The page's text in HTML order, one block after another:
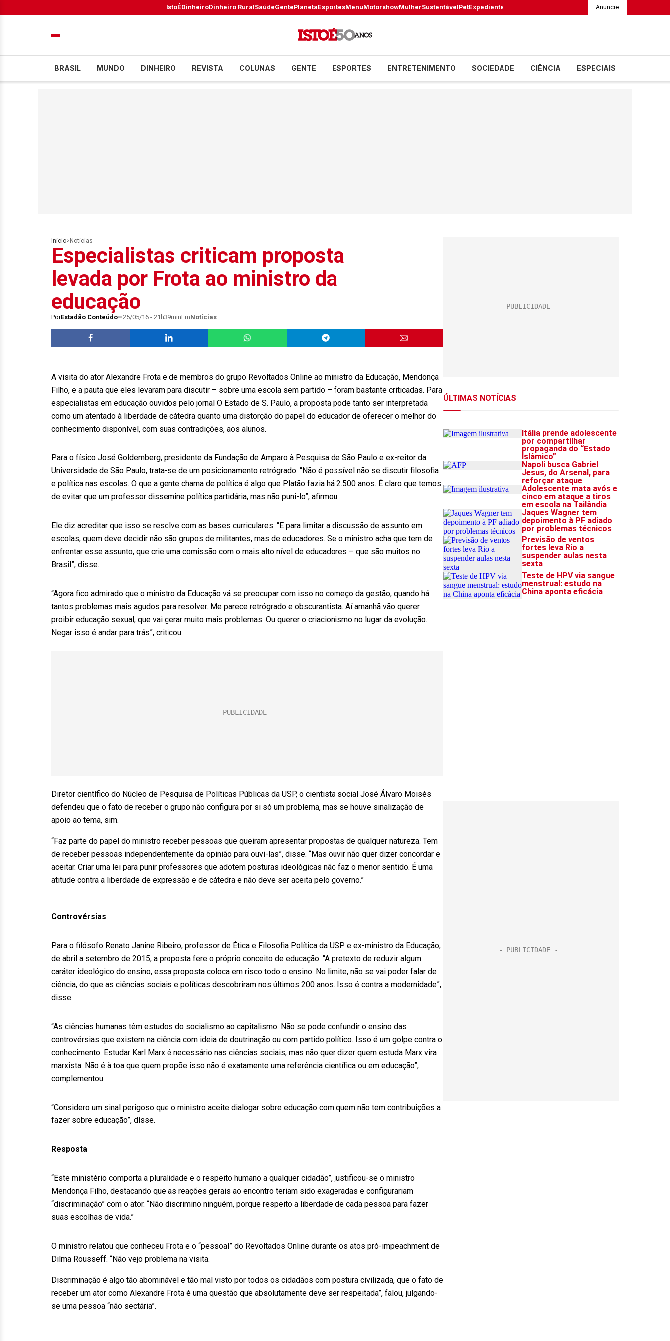
IstoÉDinheiroDinheiro RuralSaúdeGentePlanetaEsportesMenuMotorshowMulherSustentávelPetExpediente Anuncie
BRASIL MUNDO DINHEIRO REVISTA COLUNAS GENTE ESPORTES ENTRETENIMENTO SOCIEDADE CIÊNCIA ESPECIAIS
Início> Notícias
Especialistas criticam proposta
levada por Frota ao ministro da
educação
PorEstadão Conteúdo 25/05/16 - 21h39minEmNotícias
A visita do ator Alexandre Frota e de membros do grupo Revoltados Online ao ministro da Educação, Mendonça
Filho, e a pauta que eles levaram para discutir – sobre uma escola sem partido – foram bastante criticadas. Para
especialistas em educação ouvidos pelo jornal O Estado de S. Paulo, a proposta pode tanto ser interpretada
como um atentado à liberdade de cátedra quanto uma distorção do papel do educador de oferecer o melhor do
conhecimento disponível, com suas contradições, aos alunos.
Para o físico José Goldemberg, presidente da Fundação de Amparo à Pesquisa de São Paulo e ex-reitor da
Universidade de São Paulo, trata-se de um posicionamento retrógrado. “Não é possível não se discutir filosofia
e política nas escolas. O que a gente chama de política é algo que Platão fazia há 2.500 anos. É claro que temos
de evitar que um professor dissemine política partidária, mas não puni-lo”, afirmou.
Ele diz acreditar que isso se resolve com as bases curriculares. “E para limitar a discussão de assunto em
escolas, quem deve decidir não são grupos de militantes, mas de educadores. Se o ministro acha que tem de
enfrentar esse assunto, que crie uma comissão com o mais alto nível de educadores – que são muitos no
Brasil”, disse.
“Agora fico admirado que o ministro da Educação vá se preocupar com isso no começo da gestão, quando há
tantos problemas mais agudos para resolver. Me parece retrógrado e obscurantista. Aí amanhã vão querer
proibir educação sexual, que vai gerar muito mais problemas. Ou querer o criacionismo no lugar da evolução.
Negar isso é andar para trás”, criticou.
Diretor científico do Núcleo de Pesquisa de Políticas Públicas da USP, o cientista social José Álvaro Moisés
defendeu que o fato de receber o grupo não configura por si só um problema, mas se houve sinalização de
apoio ao tema, sim.
“Faz parte do papel do ministro receber pessoas que queiram apresentar propostas de qualquer natureza. Tem
de receber pessoas independentemente da opinião para ouvi-las”, disse. “Mas ouvir não quer dizer concordar e
aceitar. Criar uma lei para punir professores que adotem posturas ideológicas não faz o menor sentido. É uma
atitude contra a liberdade de expressão e de cátedra e não deve ser aceita pelo governo.”
Controvérsias
Para o filósofo Renato Janine Ribeiro, professor de Ética e Filosofia Política da USP e ex-ministro da Educação,
de abril a setembro de 2015, a proposta fere o próprio conceito de educação. “A pretexto de reduzir algum
caráter ideológico do ensino, essa proposta coloca em risco todo o ensino. No limite, não se vai poder falar de
ciência, do que as ciências sociais e políticas descobriram nos últimos 200 anos. Isso é contra a modernidade”,
disse.
“As ciências humanas têm estudos do socialismo ao capitalismo. Não se pode confundir o ensino das
controvérsias que existem na ciência com ideia de doutrinação ou com partido político. Isso é um golpe contra o
conhecimento. Estudar Karl Marx é necessário nas ciências sociais, mas não quer dizer quem estuda Marx vira
marxista. Não é à toa que quem propõe isso não é exatamente uma referência científica ou em educação”,
complementou.
“Considero um sinal perigoso que o ministro aceite dialogar sobre educação com quem não tem contribuições a
fazer sobre educação”, disse.
Resposta
“Este ministério comporta a pluralidade e o respeito humano a qualquer cidadão”, justificou-se o ministro
Mendonça Filho, destacando que as reações gerais ao encontro teriam sido exageradas e configurariam
“discriminação” com o ator. “Não discrimino ninguém, porque respeito a liberdade de cada pessoa para fazer
suas escolhas de vida.”
O ministro relatou que conheceu Frota e o “pessoal” do Revoltados Online durante os atos pró-impeachment de
Dilma Rousseff. “Não vejo problema na visita.
Discriminação é algo tão abominável e tão mal visto por todos os cidadãos com postura civilizada, que o fato de
receber um ator como Alexandre Frota é uma questão que absolutamente deve ser respeitada”, falou, julgando-
se uma pessoa “não sectária”.